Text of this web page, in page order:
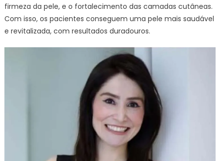
firmeza da pele, e o fortalecimento das camadas cutâneas.
Com isso, os pacientes conseguem uma pele mais saudável
e revitalizada, com resultados duradouros.